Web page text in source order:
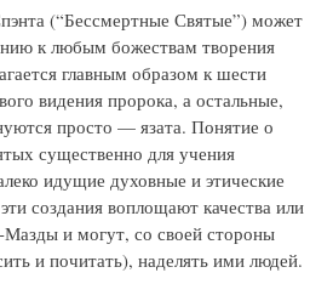
(“Бессмертные Святые”) может
к любым божествам творения
главным образом к шести
видения пророка, а остальные,
просто — язата. Понятие о
существенно для учения
идущие духовные и этические
создания воплощают качества или
и могут, со своей стороны
и почитать), наделять ими людей.